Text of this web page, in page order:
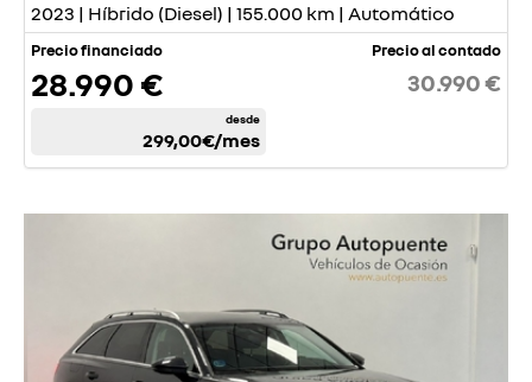
2023 | Híbrido (Diesel) | 155.000 km | Automático
Precio financiado
28.990 €
desde
299,00€/mes
Precio al contado
30.990 €